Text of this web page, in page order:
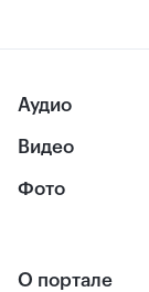
Аудио
Видео
Фото
О портале